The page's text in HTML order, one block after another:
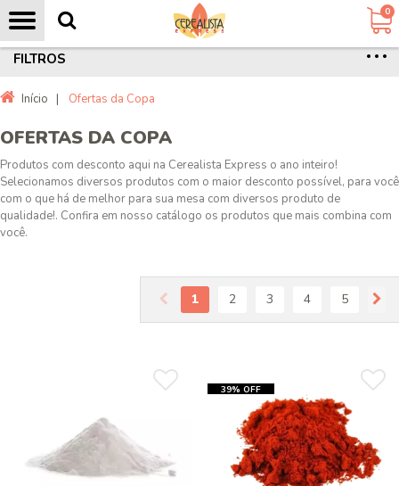
0
Início | Ofertas da Copa
FILTROS
OFERTAS DA COPA
Produtos com desconto aqui na Cerealista Express o ano inteiro!
Selecionamos diversos produtos com o maior desconto possível, para você
com o que há de melhor para sua mesa com diversos produto de
qualidade!. Confira em nosso catálogo os produtos que mais combina com
você.
1 2 3 4 5
39% OFF